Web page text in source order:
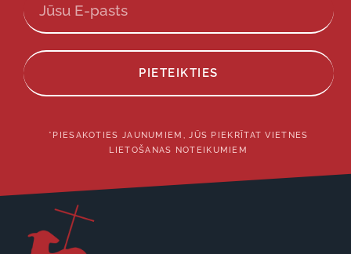
PIETEIKTIES
*PIESAKOTIES JAUNUMIEM, JŪS PIEKRĪTAT VIETNES
LIETOŠANAS NOTEIKUMIEM